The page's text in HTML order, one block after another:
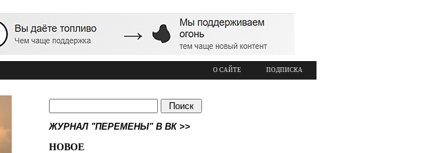
О САЙТЕ ПОДПИСКА
ЖУРНАЛ "ПЕРЕМЕНЫ" В ВК >>
НОВОЕ